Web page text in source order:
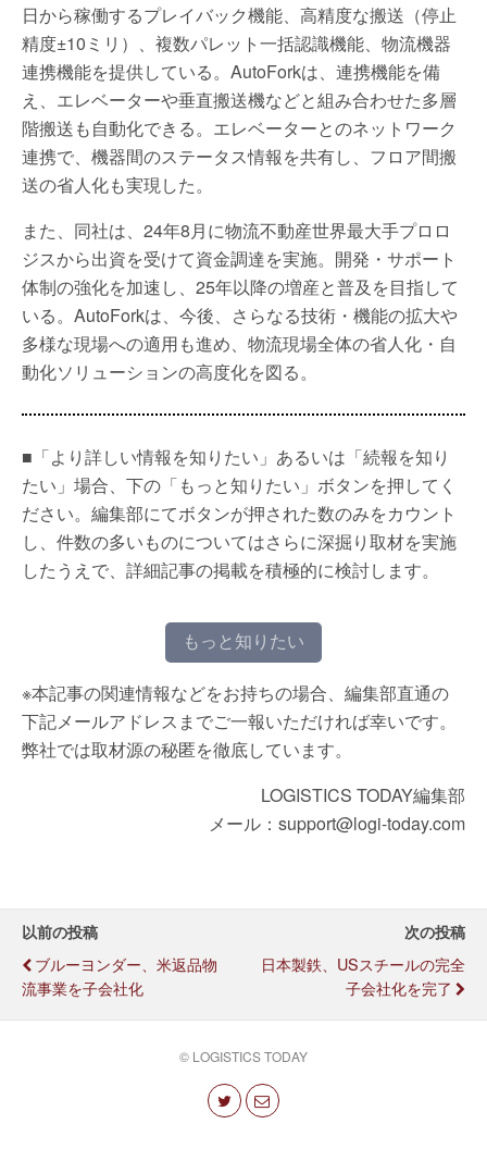
日から稼働するプレイバック機能、高精度な搬送（停止
精度±10ミリ）、複数パレット一括認識機能、物流機器
連携機能を提供している。AutoForkは、連携機能を備
え、エレベーターや垂直搬送機などと組み合わせた多層
階搬送も自動化できる。エレベーターとのネットワーク
連携で、機器間のステータス情報を共有し、フロア間搬
送の省人化も実現した。
また、同社は、24年8月に物流不動産世界最大手プロロ
ジスから出資を受けて資金調達を実施。開発・サポート
体制の強化を加速し、25年以降の増産と普及を目指して
いる。AutoForkは、今後、さらなる技術・機能の拡大や
多様な現場への適用も進め、物流現場全体の省人化・自
動化ソリューションの高度化を図る。
■「より詳しい情報を知りたい」あるいは「続報を知り
たい」場合、下の「もっと知りたい」ボタンを押してく
ださい。編集部にてボタンが押された数のみをカウント
し、件数の多いものについてはさらに深掘り取材を実施
したうえで、詳細記事の掲載を積極的に検討します。
もっと知りたい
※本記事の関連情報などをお持ちの場合、編集部直通の
下記メールアドレスまでご一報いただければ幸いです。
弊社では取材源の秘匿を徹底しています。
LOGISTICS TODAY編集部
メール：support@logi-today.com
以前の投稿
ブルーヨンダー、米返品物
流事業を子会社化
次の投稿
日本製鉄、USスチールの完全
子会社化を完了
© LOGISTICS TODAY